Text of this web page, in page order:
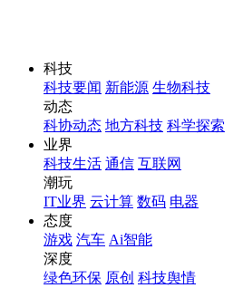
科技
科技要闻 新能源 生物科技
动态
科协动态 地方科技 科学探索
业界
科技生活 通信 互联网
潮玩
IT业界 云计算 数码 电器
态度
游戏 汽车 Ai智能
深度
绿色环保 原创 科技舆情